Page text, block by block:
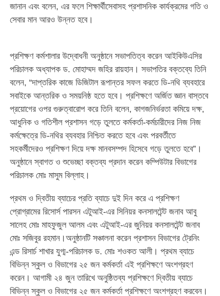
জানান এবং বলেন, এর ফলে শিক্ষার্থীসেবাসহ প্রশাসনিক কার্যক্রমের গতি ও
সেবার মান আরও উন্নত হবে।
প্রশিক্ষণ কর্মশালার উদ্বোধনী অনুষ্ঠানে সভাপতিত্ব করেন আইকিউএসির
পরিচালক অধ্যাপক ড. মোহাম্মদ জহির রায়হান। সভাপতির বক্তব্যে তিনি
বলেন, “দাপ্তরিক কাজে ডিজিটাল রূপান্তর সফল করতে ডি-নথি ব্যবহারে
সবাইকে আন্তরিক ও সময়নিষ্ঠ হতে হবে। প্রশিক্ষণে অর্জিত জ্ঞান বাস্তবে
প্রয়োগের ওপর গুরুত্বারোপ করে তিনি বলেন, কাগজনির্ভরতা কমিয়ে দক্ষ,
আধুনিক ও গতিশীল প্রশাসন গড়ে তুলতে কর্মকর্তা-কর্মচারীদের নিজ নিজ
কর্মক্ষেত্রে ডি-নথির ব্যবহার নিশ্চিত করতে হবে এবং পরবর্তীতে
সহকর্মীদেরও প্রশিক্ষণ দিয়ে দক্ষ মানবসম্পদ হিসেবে গড়ে তুলতে হবে”।
অনুষ্ঠানে স্বাগত ও শুভেচ্ছা বক্তব্য প্রদান করেন কম্পিউটার বিভাগের
পরিচালক মোঃ মাসুম বিল্লাহ।
প্রথম ও দ্বিতীয় ব্যাচের প্রতি ব্যাচে দুই দিন করে এ প্রশিক্ষণ
প্রোগ্রামের রিসোর্স পারসন এটুআই-এর সিনিয়র কনসালটেন্ট জনাব আবু
সালেহ মোঃ মাহফুজুল আলম এবং এটুআই-এর জুনিয়র কনসালটেন্ট জনাব
মোঃ সজিবুর রহমান।অনুষ্ঠানটি সঞ্চালনা করেন প্রশাসন বিভাগের ট্রেনিং
এন্ড রিসার্চ শাখার যুগ্ম-পরিচালক ড. মোঃ শওকত আলী। প্রথম ব্যাচে
বিভিন্ন স্কুল ও বিভাগের ২৫ জন কর্মকর্তা এই প্রশিক্ষণে অংশগ্রহণ
করেন। আগামী ২৪ জুন তারিখে অনুষ্ঠিতব্য প্রশিক্ষণে দ্বিতীয় ব্যাচে
বিভিন্ন স্কুল ও বিভাগের ২৫ জন কর্মকর্তা প্রশিক্ষণে অংশগ্রহণ করবেন।